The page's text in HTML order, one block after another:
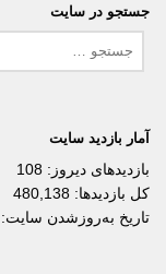
جستجو در سایت
آمار بازدید سایت
بازدیدهای دیروز: 108
کل بازدیدها: 480,138
تاریخ به‌روزشدن سایت: